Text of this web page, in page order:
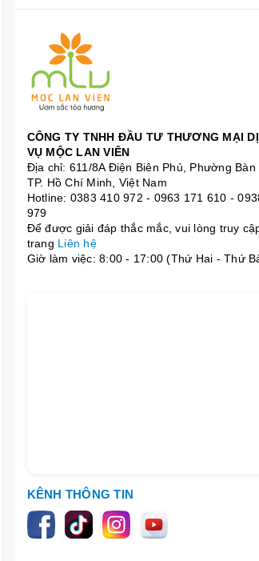
CÔNG TY TNHH ĐẦU TƯ THƯƠNG MẠI
VỤ MỘC LAN VIÊN
Địa chỉ: 611/8A Điện Biên Phủ, Phường Bàn
TP. Hồ Chí Minh, Việt Nam
Hotline: 0383 410 972 - 0963 171 610 -
979
Để được giải đáp thắc mắc, vui lòng truy
trang Liên hệ
Giờ làm việc: 8:00 - 17:00 (Thứ Hai - Thứ
KÊNH THÔNG TIN